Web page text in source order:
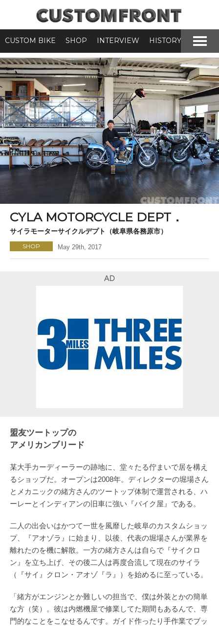
CUSTOM BIKE SHOP INTERVIEW HISTORY
CYLA MOTORCYCLE DEPT．
サイラモーターサイクルデプト（岐阜県各務原市）
SHOP May 29th, 2017
AD
盟友ツートップの
アメリカンブリード
某大手カーディーラーの跡地に、堂々たる佇まいで居を構え
るショップだ。オープンは2008年。ディレクターの堀場さん
とメカニックの緒方さんのツートップ体制で運営される、ハ
ーレーとインディアンの旧車に強い『バイク屋』である。
二人の出会いはかつて一世を風靡した岐阜のカスタムショッ
プ、『アオゾラ』に始まり、以後、代表の堀場さんが業界を
離れたのを機に解散。一方の緒方さんは自らで『サイクロ
ン』を立ち上げ、その後二人は再度合流して現在のサイラ
（『サイ』クロン・アオゾ『ラ』）を始めるに至っている。
「緒方がエンジンとか難しいの担当で、僕は外装とかの簡単
な方（笑）。彼は内燃機屋で修業してた期間もあるんで、専
門的なことをこなせるんです。ガイド作ったり手作業でブッ